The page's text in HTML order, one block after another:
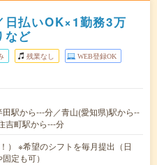
日払いOK×1勤務3万
など
残業なし WEB登録OK
駅から---分／青山(愛知県)駅から--
吉町駅から---分
） ※希望のシフトを毎月提出（日
定も可）